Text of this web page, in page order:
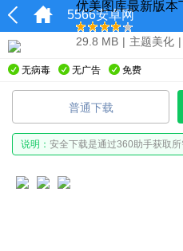
5566安卓网
优美图库最新版本
29.8 MB | 主题美化 |
无病毒 无广告 免费
普通下载
说明： 安全下载是通过360助手获取所